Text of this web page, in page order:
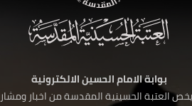
بوابة الامام الحسين الالكترونية
العتبة الحسينية المقدسة من اخبار